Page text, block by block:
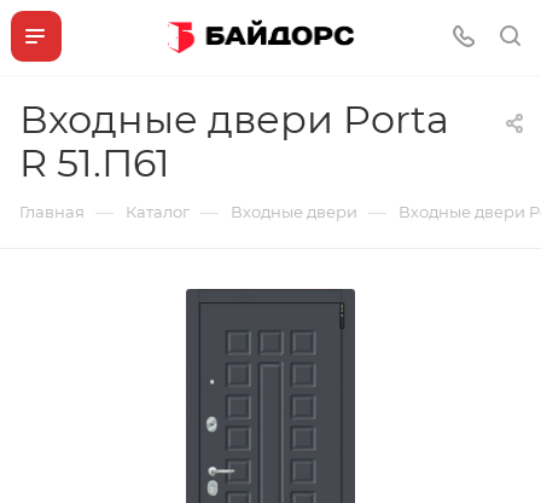
Входные двери Porta
R 51.П61
Главная — Каталог — Входные двери — Входные двери